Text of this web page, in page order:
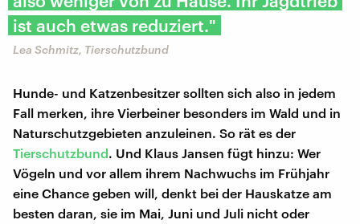
ist auch etwas reduziert."
Lea Schmitz, Tierschutzbund
Hunde- und Katzenbesitzer sollten sich also in jedem
Fall merken, ihre Vierbeiner besonders im Wald und in
Naturschutzgebieten anzuleinen. So rät es der
Tierschutzbund. Und Klaus Jansen fügt hinzu: Wer
Vögeln und vor allem ihrem Nachwuchs im Frühjahr
eine Chance geben will, denkt bei der Hauskatze am
besten daran, sie im Mai, Juni und Juli nicht oder